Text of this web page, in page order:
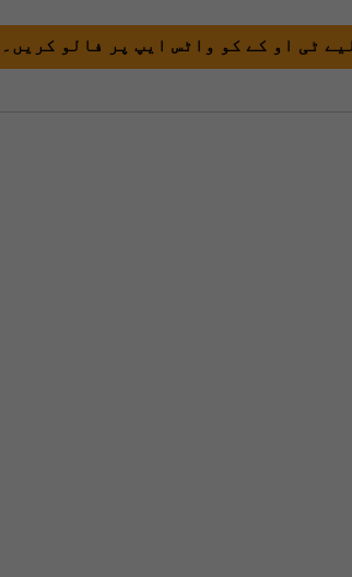
ٹی او کے کو واٹس ایپ پر فالو کریں۔